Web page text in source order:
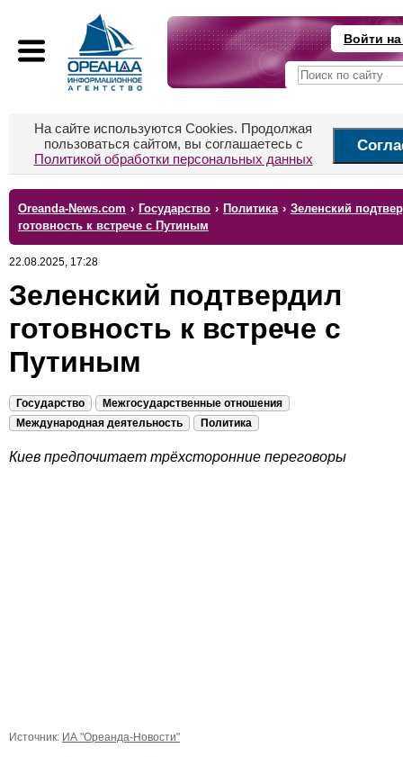
Войти
На сайте используются Cookies. Продолжая
пользоваться сайтом, вы соглашаетесь с
Политикой обработки персональных данных
Oreanda-News.com › Государство › Политика › Зеленский
готовность к встрече с Путиным
22.08.2025, 17:28
Зеленский подтвердил
готовность к встрече с
Путиным
Государство
Межгосударственные отношения
Международная деятельность
Политика
Киев предпочитает трёхсторонние переговоры
Источник: ИА "Ореанда-Новости"